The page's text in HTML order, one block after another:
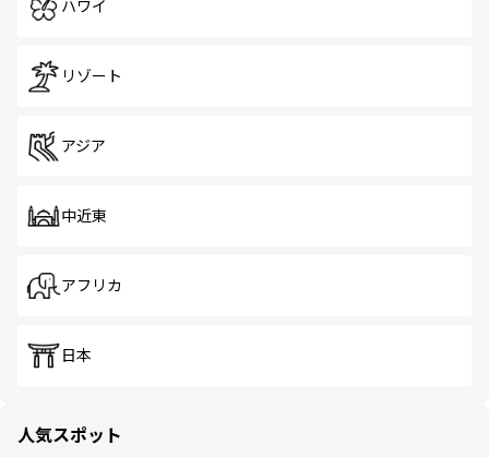
ハワイ
リゾート
アジア
中近東
アフリカ
日本
人気スポット